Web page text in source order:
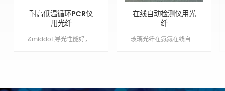
耐高低温循环PCR仪
用光纤
&middot;导光性能好，传输率高 &middot;坚实耐用，稳定性高 &middot;原装进口高品质光纤 &middot;提供OEM & ODM 服务
在线自动检测仪用光
纤
玻璃光纤在氨氮在线自动检测仪应用，总磷在线自动检测仪应用 Min order:1 ShippingPort:Nanjing Original Region:Nanjing Lead Time:1 - 2 weeks